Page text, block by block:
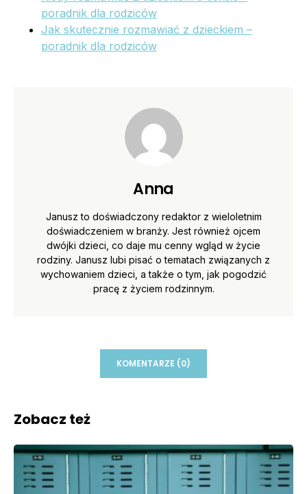
poradnik dla rodziców
Jak skutecznie rozmawiać z dzieckiem –
poradnik dla rodziców
Anna
Janusz to doświadczony redaktor z wieloletnim
doświadczeniem w branży. Jest również ojcem
dwójki dzieci, co daje mu cenny wgląd w życie
rodziny. Janusz lubi pisać o tematach związanych z
wychowaniem dzieci, a także o tym, jak pogodzić
pracę z życiem rodzinnym.
KOMENTARZE (0)
Zobacz też